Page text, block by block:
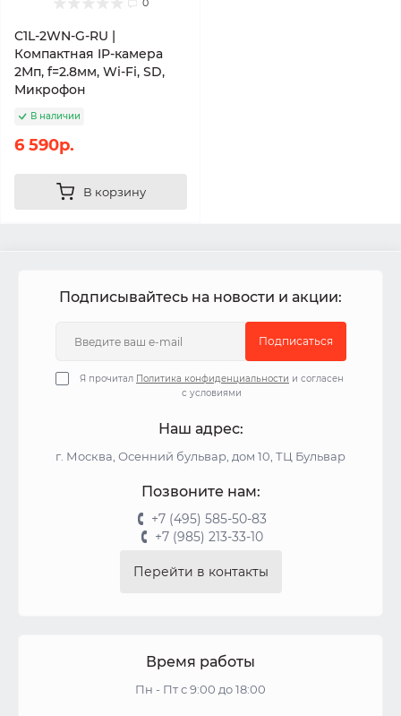
0
C1L-2WN-G-RU |
Компактная IP-камера
2Мп, f=2.8мм, Wi-Fi, SD,
Микрофон
В наличии
6 590р.
В корзину
Подписывайтесь на новости и акции:
Подписаться
Я прочитал Политика конфиденциальности и согласен
с условиями
Наш адрес:
г. Москва, Осенний бульвар, дом 10, ТЦ Бульвар
Позвоните нам:
+7 (495) 585-50-83
+7 (985) 213-33-10
Перейти в контакты
Время работы
Пн - Пт с 9:00 до 18:00